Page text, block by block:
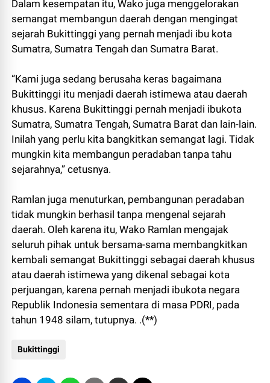
Dalam kesempatan itu, Wako juga menggelorakan
semangat membangun daerah dengan mengingat
sejarah Bukittinggi yang pernah menjadi ibu kota
Sumatra, Sumatra Tengah dan Sumatra Barat.
“Kami juga sedang berusaha keras bagaimana
Bukittinggi itu menjadi daerah istimewa atau daerah
khusus. Karena Bukittinggi pernah menjadi ibukota
Sumatra, Sumatra Tengah, Sumatra Barat dan lain-lain.
Inilah yang perlu kita bangkitkan semangat lagi. Tidak
mungkin kita membangun peradaban tanpa tahu
sejarahnya,” cetusnya.
Ramlan juga menuturkan, pembangunan peradaban
tidak mungkin berhasil tanpa mengenal sejarah
daerah. Oleh karena itu, Wako Ramlan mengajak
seluruh pihak untuk bersama-sama membangkitkan
kembali semangat Bukittinggi sebagai daerah khusus
atau daerah istimewa yang dikenal sebagai kota
perjuangan, karena pernah menjadi ibukota negara
Republik Indonesia sementara di masa PDRI, pada
tahun 1948 silam, tutupnya. .(**)
Bukittinggi